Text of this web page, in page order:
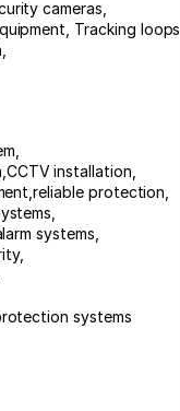
cameras
Tracking loops
CCTV installation
,reliable protection
systems
,
systems